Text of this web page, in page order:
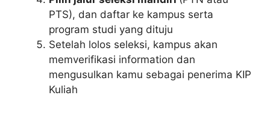
PTS), dan daftar ke kampus serta
program studi yang dituju
Setelah lolos seleksi, kampus akan
memverifikasi information dan
mengusulkan kamu sebagai penerima KIP
Kuliah